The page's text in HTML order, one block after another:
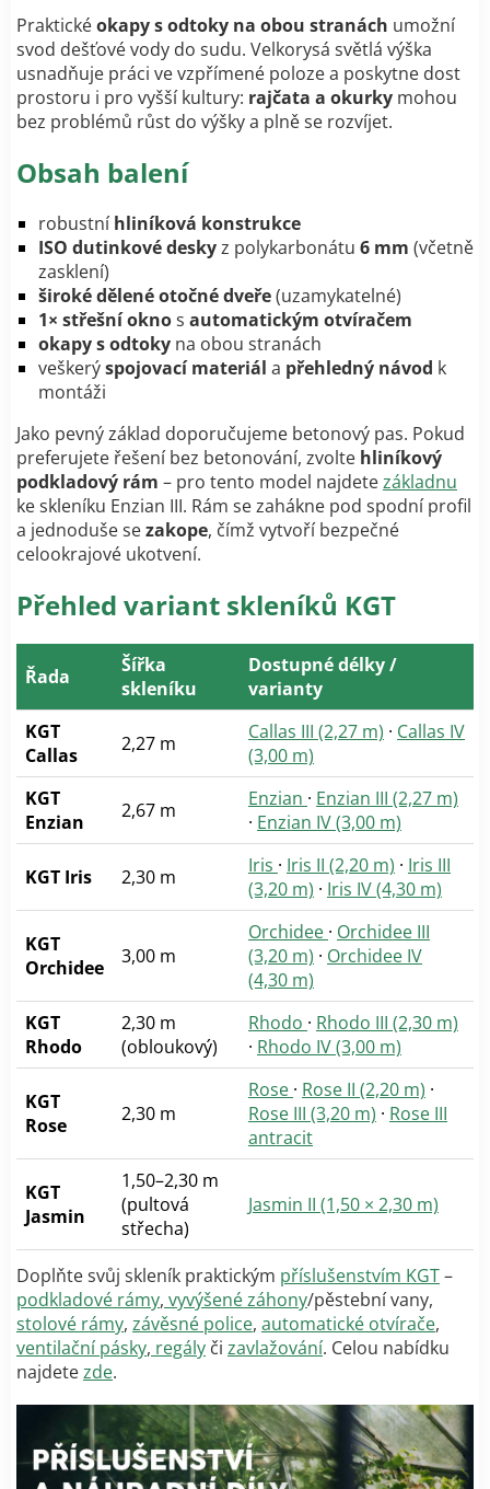
Praktickéokapy s odtoky na obou stranách umožní
svod dešťové vody do sudu. Velkorysá světlá výška
usnadňuje práci ve vzpřímené poloze a poskytne dost
prostoru i pro vyšší kultury: rajčata a okurky mohou
bez problémů růst do výšky a plně se rozvíjet.
Obsah balení
robustníhliníková konstrukce
ISO dutinkové deskyz polykarbonátu 6 mm (včetně
zasklení)
široké dělené otočné dveře(uzamykatelné)
1× střešní oknos automatickým otvíračem
okapy s odtoky na obou stranách
veškerýspojovací materiál a přehledný návod k
montáži
Jako pevný základ doporučujeme betonový pas. Pokud
preferujete řešení bez betonování, zvolte hliníkový
podkladový rám – pro tento model najdetezákladnu
ke skleníku Enzian III. Rám se zahákne pod spodní profil
a jednoduše sezakope, čímž vytvoří bezpečné
celookrajové ukotvení.
Přehled variant skleníků KGT
Řada
Šířka
skleníku
Dostupné délky /
varianty
KGT
Callas
2,27 m Callas III (2,27 m) · Callas IV
(3,00 m)
KGT
Enzian
2,67 m Enzian · Enzian III (2,27 m)
· Enzian IV (3,00 m)
KGT Iris 2,30 m Iris · Iris II (2,20 m) · Iris III
(3,20 m) · Iris IV (4,30 m)
KGT
Orchidee
3,00 m
Orchidee · Orchidee III
(3,20 m) · Orchidee IV
(4,30 m)
KGT
Rhodo
2,30 m
(obloukový)
Rhodo · Rhodo III (2,30 m)
· Rhodo IV (3,00 m)
KGT
Rose
2,30 m
Rose · Rose II (2,20 m) ·
Rose III (3,20 m) · Rose III
antracit
KGT
Jasmin
1,50–2,30 m
(pultová
střecha)
Jasmin II (1,50 × 2,30 m)
Doplňte svůj skleník praktickým příslušenstvím KGT–
podkladové rámy, vyvýšené záhony/pěstební vany,
stolové rámy, závěsné police, automatické otvírače,
ventilační pásky, regály či zavlažování. Celou nabídku
najdetezde.